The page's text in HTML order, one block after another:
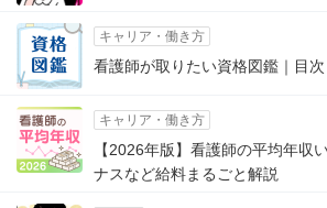
キャリア・働き方
看護師が取りたい資格図鑑｜目次
キャリア・働き方
【2026年版】看護師の平均年収
ナスなど給料まるごと解説